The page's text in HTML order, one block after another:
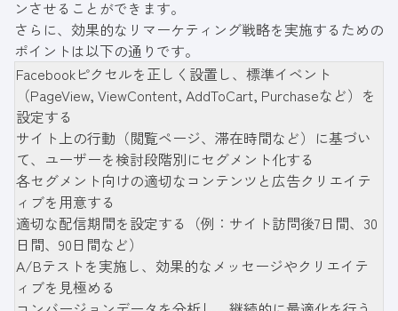
ンさせることができます。
さらに、効果的なリマーケティング戦略を実施するための
ポイントは以下の通りです。
Facebookピクセルを正しく設置し、標準イベント
（PageView, ViewContent, AddToCart, Purchaseなど）を
設定する
サイト上の行動（閲覧ページ、滞在時間など）に基づい
て、ユーザーを検討段階別にセグメント化する
各セグメント向けの適切なコンテンツと広告クリエイテ
ィブを用意する
適切な配信期間を設定する（例：サイト訪問後7日間、30
日間、90日間など）
A/Bテストを実施し、効果的なメッセージやクリエイテ
ィブを見極める